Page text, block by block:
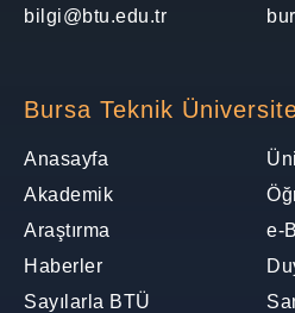
bilgi@btu.edu.tr
Bursa Teknik
Anasayfa
Akademik
Araştırma
e-
Haberler
Sayılarla BTÜ